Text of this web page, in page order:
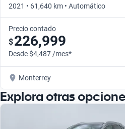
2021 • 61,640 km • Automático
Precio contado
$226,999
Desde $4,487 /mes*
Monterrey
Explora otras